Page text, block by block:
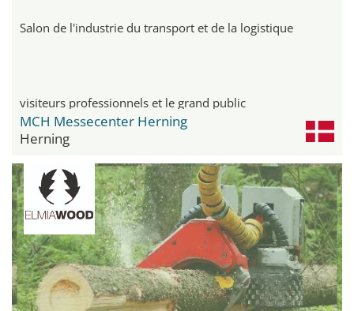
Salon de l'industrie du transport et de la logistique
visiteurs professionnels et le grand public
MCH Messecenter Herning
Herning